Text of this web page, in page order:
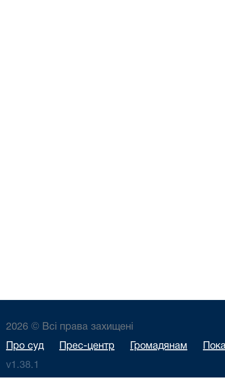
2026 © Всі права захищені
Про суд Прес-центр Громадянам
v1.38.1